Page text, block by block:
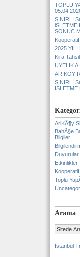
TOPLU
SINIRLI
iSLETME
SONUC
2025 YILI
Kira
UYELIK
ARIKOY
SINIRLI
ISLETME
AriKÃ¶y
BahÃ§e
Bilgiler
Duyurular
Etkinlikler
Toplu
Arama
İstanbul